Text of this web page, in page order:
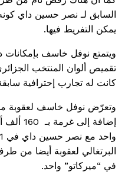
السابق لـ نصر حسين داي
يمكن التفريط فيها.
ويتمتع نوفل خاسف بإمكانات
تقميص ألوان المنتخب
كانت له تجارب إحترافية
وتعرّض نوفل خاسف لعقوبة
إضافة إلى غرمة بـ 160 ألف
واحد مع نصر حسين داي في
البرتغالي لعقوبة أيضا من
في “ميركاتو” واحد.